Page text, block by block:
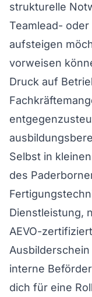
strukturelle
Teamlead-
aufsteigen
vorweisen
Druck auf
Selbst in
des
Dienstleistung,
AEVO-
interne
dich für eine